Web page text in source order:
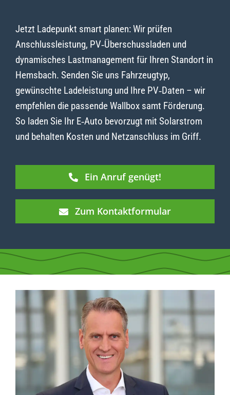
Jetzt Ladepunkt smart planen: Wir prüfen
Anschlussleistung, PV‑Überschussladen und
dynamisches Lastmanagement für Ihren Standort in
Hemsbach. Senden Sie uns Fahrzeugtyp,
gewünschte Ladeleistung und Ihre PV‑Daten – wir
empfehlen die passende Wallbox samt Förderung.
So laden Sie Ihr E‑Auto bevorzugt mit Solarstrom
und behalten Kosten und Netzanschluss im Griff.
Ein Anruf genügt!
Zum Kontaktformular